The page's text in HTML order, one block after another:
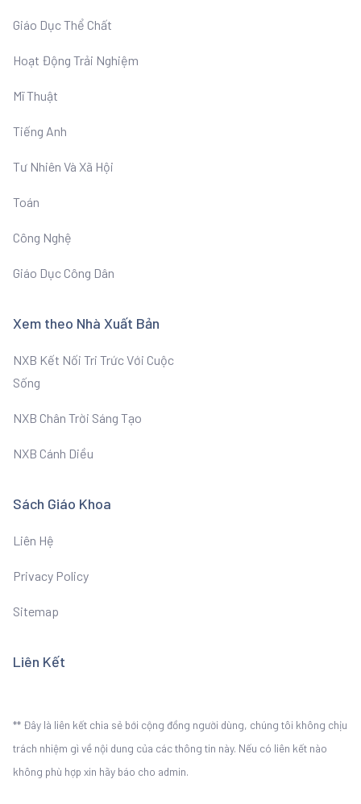
Giáo Dục Thể Chất
Hoạt Động Trải Nghiệm
Mĩ Thuật
Tiếng Anh
Tư Nhiên Và Xã Hội
Toán
Công Nghệ
Giáo Dục Công Dân
Xem theo Nhà Xuất Bản
NXB Kết Nối Tri Trức Với Cuộc
Sống
NXB Chân Trời Sáng Tạo
NXB Cánh Diều
Sách Giáo Khoa
Liên Hệ
Privacy Policy
Sitemap
Liên Kết
** Đây là liên kết chia sẻ bới cộng đồng người dùng, chúng tôi không chịu
trách nhiệm gì về nội dung của các thông tin này. Nếu có liên kết nào
không phù hợp xin hãy báo cho admin.